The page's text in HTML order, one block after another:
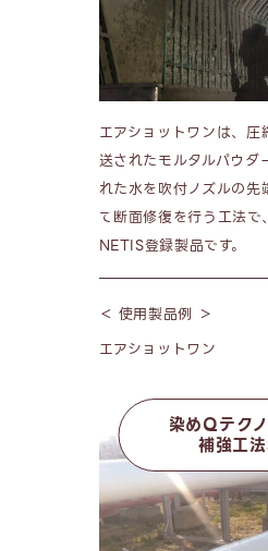
エアショットワンは、圧
送されたモルタルパウダ
れた水を吹付ノズルの先
て断面修復を行う工法で
NETIS登録製品です。
＜ 使用製品例 ＞
エアショットワン
染めQテク
補強工